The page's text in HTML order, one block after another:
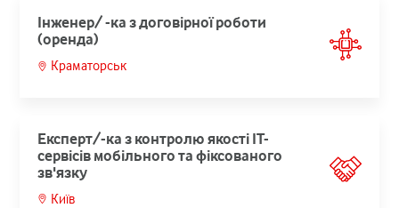
Інженер/ -ка з договірної роботи
(оренда)
Краматорськ
Експерт/-ка з контролю якості ІТ-
сервісів мобільного та фіксованого
зв'язку
Київ